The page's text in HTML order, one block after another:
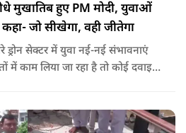
मुखातिब हुए PM मोदी, युवाओं
कहा- जो सीखेगा, वही जीतेगा
ड्रोन सेक्टर में युवा नई-नई संभावनाएं
में काम लिया जा रहा है तो कोई दवाइयां